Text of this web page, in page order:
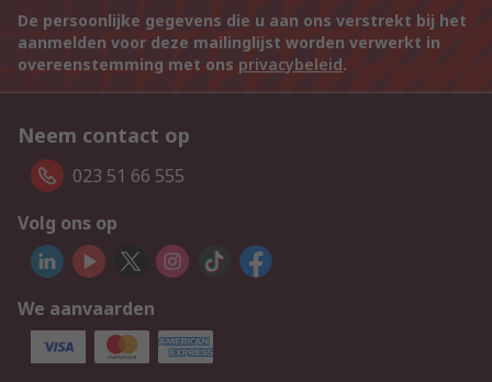
De persoonlijke gegevens die u aan ons verstrekt bij het
aanmelden voor deze mailinglijst worden verwerkt in
overeenstemming met ons privacybeleid.
Neem contact op
023 51 66 555
Volg ons op
We aanvaarden